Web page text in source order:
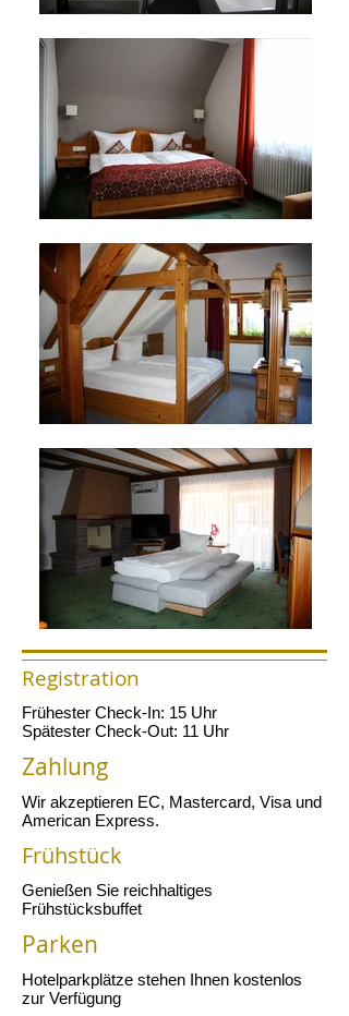
Registration
Zahlung
Parken
Frühstück
Frühester Check-In: 15 Uhr
Spätester Check-Out: 11 Uhr
Genießen Sie reichhaltiges
Frühstücksbuffet
Wir akzeptieren EC, Mastercard, Visa und
American Express.
Hotelparkplätze stehen Ihnen kostenlos
zur Verfügung